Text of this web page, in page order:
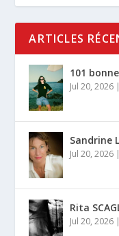
ARTICLES
101
Jul 20, 2026 |
Sandrine
Jul 20, 2026 |
Rita
Jul 20, 2026 |